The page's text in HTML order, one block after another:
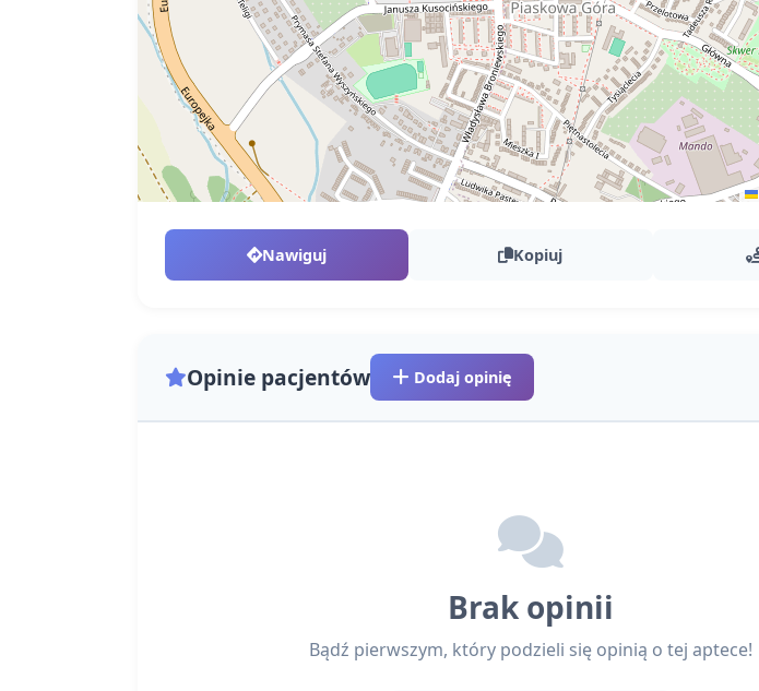
Nawiguj Kopiuj
Opinie pacjentów Dodaj opinię
Brak opinii
Bądź pierwszym, który podzieli się opinią o tej aptece!